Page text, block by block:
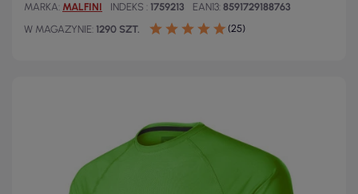
MARKA MALFINI INDEKS 1759213 EAN13 8591729188763
W MAGAZYNIE 1290 SZT. (25)